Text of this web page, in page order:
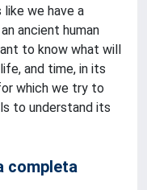
like we have a
ancient human
to know what will
and time, in its
which we try to
to understand its
completa